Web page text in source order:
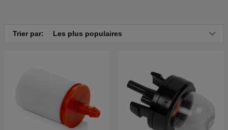
Trier par: Les plus populaires